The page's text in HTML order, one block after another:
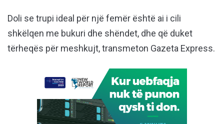
Doli se trupi ideal për një femër është ai i cili
shkëlqen me bukuri dhe shëndet, dhe që duket
tërheqës për meshkujt, transmeton Gazeta Express.